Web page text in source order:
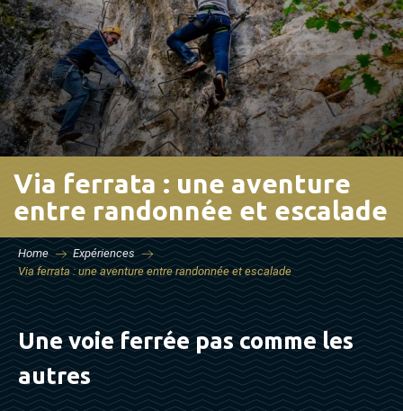
Via ferrata : une aventure
entre randonnée et escalade
Home
Expériences
Via ferrata : une aventure entre randonnée et escalade
Une voie ferrée pas comme les
autres